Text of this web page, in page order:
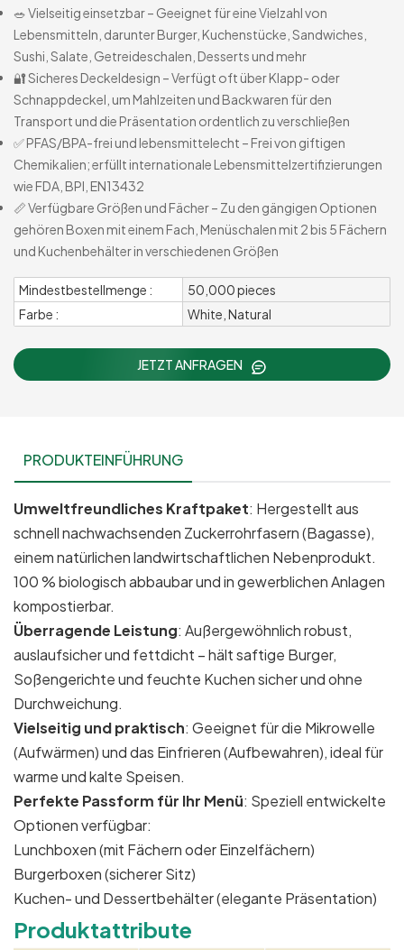
🥗 Vielseitig einsetzbar – Geeignet für eine Vielzahl von
Lebensmitteln, darunter Burger, Kuchenstücke, Sandwiches,
Sushi, Salate, Getreideschalen, Desserts und mehr
🔐 Sicheres Deckeldesign – Verfügt oft über Klapp- oder
Schnappdeckel, um Mahlzeiten und Backwaren für den
Transport und die Präsentation ordentlich zu verschließen
✅ PFAS/BPA-frei und lebensmittelecht – Frei von giftigen
Chemikalien; erfüllt internationale Lebensmittelzertifizierungen
wie FDA, BPI, EN13432
📏 Verfügbare Größen und Fächer – Zu den gängigen Optionen
gehören Boxen mit einem Fach, Menüschalen mit 2 bis 5 Fächern
und Kuchenbehälter in verschiedenen Größen
Mindestbestellmenge :
50,000 pieces
Farbe :
White, Natural
JETZT ANFRAGEN
PRODUKTEINFÜHRUNG
Umweltfreundliches Kraftpaket: Hergestellt aus
schnell nachwachsenden Zuckerrohrfasern (Bagasse),
einem natürlichen landwirtschaftlichen Nebenprodukt.
100 % biologisch abbaubar und in gewerblichen Anlagen
kompostierbar.
Überragende Leistung: Außergewöhnlich robust,
auslaufsicher und fettdicht – hält saftige Burger,
Soßengerichte und feuchte Kuchen sicher und ohne
Durchweichung.
Vielseitig und praktisch: Geeignet für die Mikrowelle
(Aufwärmen) und das Einfrieren (Aufbewahren), ideal für
warme und kalte Speisen.
Perfekte Passform für Ihr Menü: Speziell entwickelte
Optionen verfügbar:
Lunchboxen (mit Fächern oder Einzelfächern)
Burgerboxen (sicherer Sitz)
Kuchen- und Dessertbehälter (elegante Präsentation)
Produktattribute